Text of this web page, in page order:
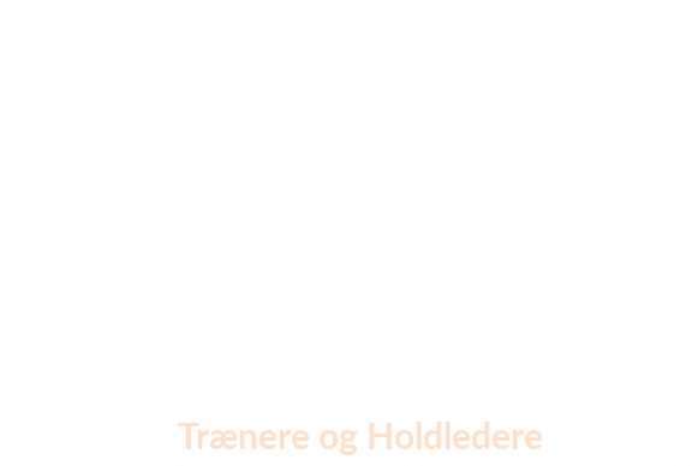
Trænere og Holdledere